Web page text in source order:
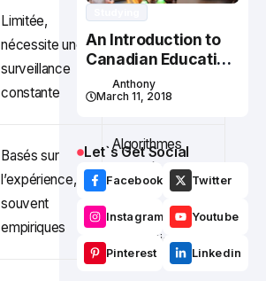
Limitée,
nécessite une
surveillance
constante
Intégration via
plateformes
numériques pour
une supervision
instantanée
Basés sur
l’expérience,
souvent
empiriques
Algorithmes
avancés pour
anticiper et
recalibrer
automatiquement
An Introduction to
Canadian Education
System
Anthony
March 11, 2018
Let`s Get Social
Facebook Twitter
Instagram Youtube
Pinterest Linkedin